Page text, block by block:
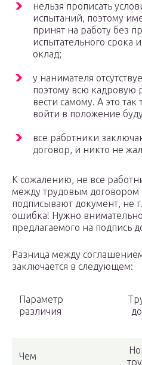
нельзя прописать
испытаний, поэтому
принят на работу без
испытательного срока
оклад;
у нанимателя
поэтому всю кадровую
вести самому. А это
войти в положение
все работники
договор, и никто не
К сожалению, не все
между трудовым договором
подписывают документ, не
ошибка! Нужно внимательно
предлагаемого на подпись
Разница между
заключается в следующем:
Параметр
различия
Чем